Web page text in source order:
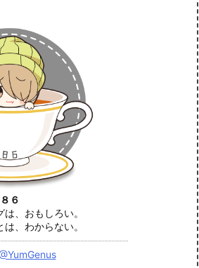
８６
、おもしろい。
、わからない。